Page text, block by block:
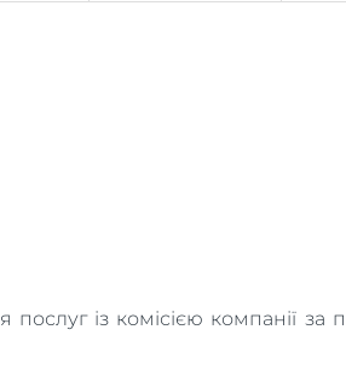
із комісією компанії за